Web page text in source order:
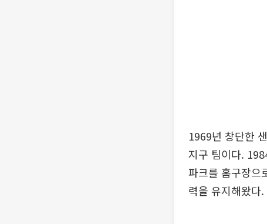
1969년 창단한
지구 팀이다.
파크를 홈구장으
력을 유지해왔다.